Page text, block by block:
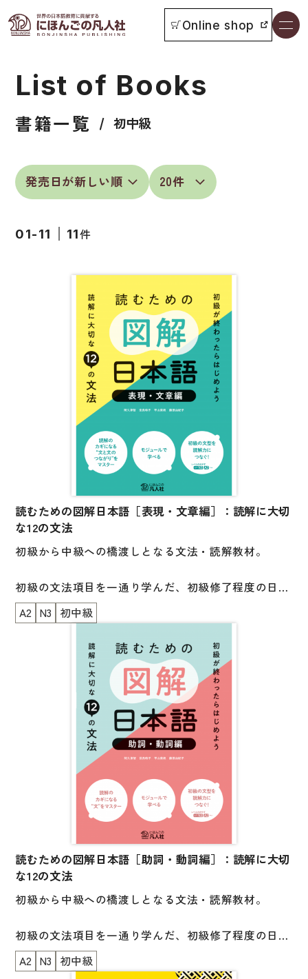
書籍一覧
お知らせ
イベント
教科書採用について
書籍の内容について
著作権について
原稿・企画の持ち込みについて
その他の質問
わたしたちについて
お問い合わせ
Online shop
本をさがす
日本語学習者用教科書
総合教科書
留学生向け専門分野
表記（かな・漢字）
練習問題
日本語能力試験対策
日本留学試験対策
各種試験対策
日本語学習関連副読本
視聴覚・補助教材
ビデオ・ＤＶＤ
カセットテープ・ＣＤ
カード・ゲーム・絵教材
絵本・子ども向け補助
図表
辞典
List of Books
書籍一覧 初中級
01-11 11件
読むための図解日本語［表現・文章編］：読解に大切
な12の文法
初級から中級への橋渡しとなる文法・読解教材。
初級の文法項目を一通り学んだ、初級修了程度の日本
語学習者を対象としています。
一般的な日本語の文章はまだあまり読んだことがなく
て、読めるようになりたいと思っている人のための教
読解のポイントとなる12の文法・文型（文の構造）
を、わかりやすい構成と図解を用いた解説で、楽しく
初級で学んだ文法・文型を、読解の視点、文章におけ
る機能の観点で学びなおしましょう。
解説文は、英語・中国語・ベトナム語の対訳付き。
読み物は、150 字程度の文章で、知的興味がもてる内
容のものになっています。
レベルのめやす：JLPT N3～、A2～
A2 N3 初中級
読むための図解日本語［助詞・動詞編］：読解に大切
な12の文法
初級から中級への橋渡しとなる文法・読解教材。
初級の文法項目を一通り学んだ、初級修了程度の日本
語学習者を対象としています。
一般的な日本語の文章はまだあまり読んだことがなく
A2 N3 初中級